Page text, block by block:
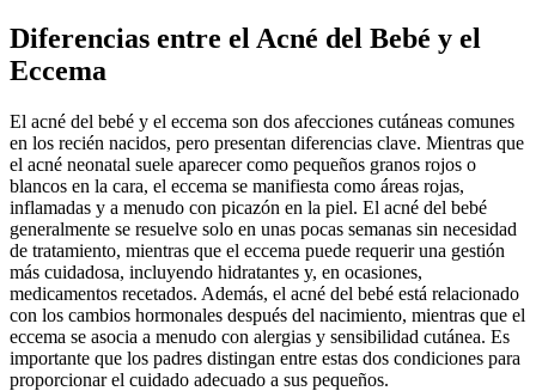
Diferencias entre el Acné del Bebé y el
Eccema
El acné del bebé y el eccema son dos afecciones cutáneas comunes
en los recién nacidos, pero presentan diferencias clave. Mientras que
el acné neonatal suele aparecer como pequeños granos rojos o
blancos en la cara, el eccema se manifiesta como áreas rojas,
inflamadas y a menudo con picazón en la piel. El acné del bebé
generalmente se resuelve solo en unas pocas semanas sin necesidad
de tratamiento, mientras que el eccema puede requerir una gestión
más cuidadosa, incluyendo hidratantes y, en ocasiones,
medicamentos recetados. Además, el acné del bebé está relacionado
con los cambios hormonales después del nacimiento, mientras que el
eccema se asocia a menudo con alergias y sensibilidad cutánea. Es
importante que los padres distingan entre estas dos condiciones para
proporcionar el cuidado adecuado a sus pequeños.